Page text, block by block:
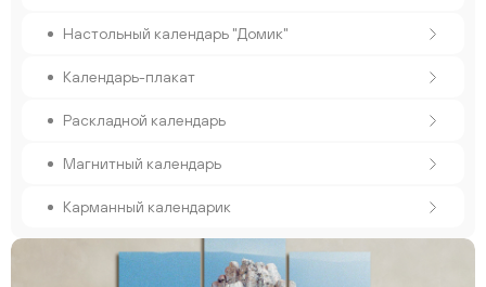
Настольный календарь "Домик"
Календарь-плакат
Раскладной календарь
Магнитный календарь
Карманный календарик